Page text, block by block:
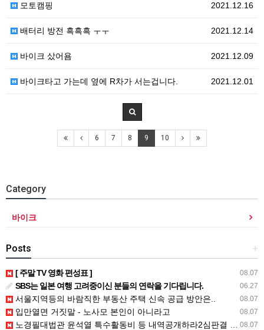
2021.12.16
모토캠핑
2021.12.14
배터리 방전 흑흑흑 ㅜㅜ
2021.12.09
바이크 샀어욤
2021.12.01
바이크타고 가는데 옆에 R차가 서는겁니다.
6 7 8 9 10
Category
바이크
+
Posts
08.07
[ 주말 TV 영화 편성표 ]
06.27
SBS는 일본 여행 고려중이신 분들의 연락을 기다립니다.
08.07
서울지역등의 바람직한 부동산 주택 신속 공급 방안은..
08.07
입만열면 거짓말 - 노사모 본인이 아니라고
08.07
노경필대법관 윤석열 특수활동비 등 내역공개하라2심판결 파기환송